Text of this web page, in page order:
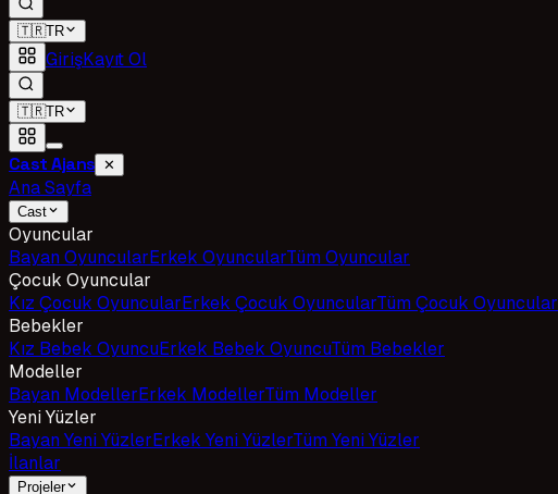
🇹🇷TR
GirişKayıt Ol
🇹🇷TR
Cast Ajans ✕
Ana Sayfa
Cast
Oyuncular
Bayan OyuncularErkek OyuncularTüm Oyuncular
Çocuk Oyuncular
Kız Çocuk OyuncularErkek Çocuk OyuncularTüm Çocuk Oyuncular
Bebekler
Kız Bebek OyuncuErkek Bebek OyuncuTüm Bebekler
Modeller
Bayan ModellerErkek ModellerTüm Modeller
Yeni Yüzler
Bayan Yeni YüzlerErkek Yeni YüzlerTüm Yeni Yüzler
İlanlar
Projeler